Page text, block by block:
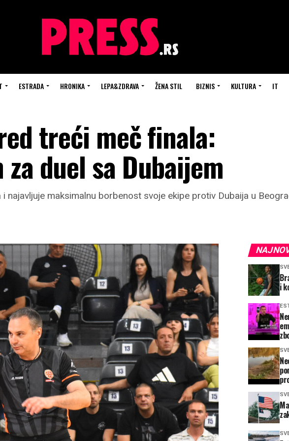
ESTRADA HRONIKA LEPA&ZDRAVA ŽENA STIL BIZNIS KULTURA IT
treći meč finala:
duel sa Dubaijem
najavljuje maksimalnu borbenost svoje ekipe protiv Dubaija u
i